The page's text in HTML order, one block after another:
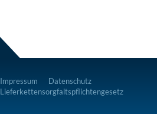
Impressum
Datenschutz
Lieferkettensorgfaltspflichtengesetz